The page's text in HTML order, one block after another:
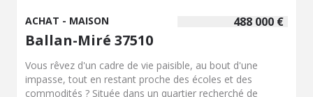
488 000 €
ACHAT - MAISON
Ballan-Miré 37510
Vous rêvez d'un cadre de vie paisible, au bout d'une
impasse, tout en restant proche des écoles et des
commodités ? Située dans un quartier recherché de